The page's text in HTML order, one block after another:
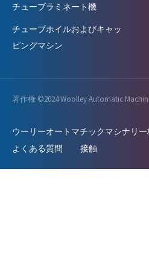
チューブラミネート機
チューブホイルおよびキャッ
ピングマシン
著作権 ©2024 Woolley Automatic
ウーリーオートマチックマシナリ
よくある質問
接触